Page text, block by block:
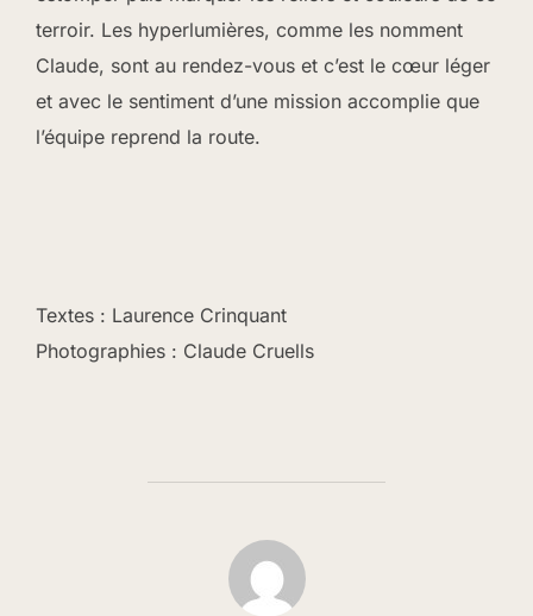
terroir. Les hyperlumières, comme les nomment
Claude, sont au rendez-vous et c’est le cœur léger
et avec le sentiment d’une mission accomplie que
l’équipe reprend la route.
Textes : Laurence Crinquant
Photographies : Claude Cruells
AUTEUR DE LA PUBLICATION